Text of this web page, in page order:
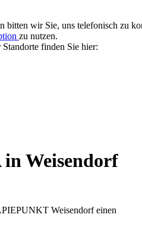
bitten wir Sie, uns telefonisch zu
zu nutzen.
finden Sie hier:
Weisendorf
Weisendorf einen